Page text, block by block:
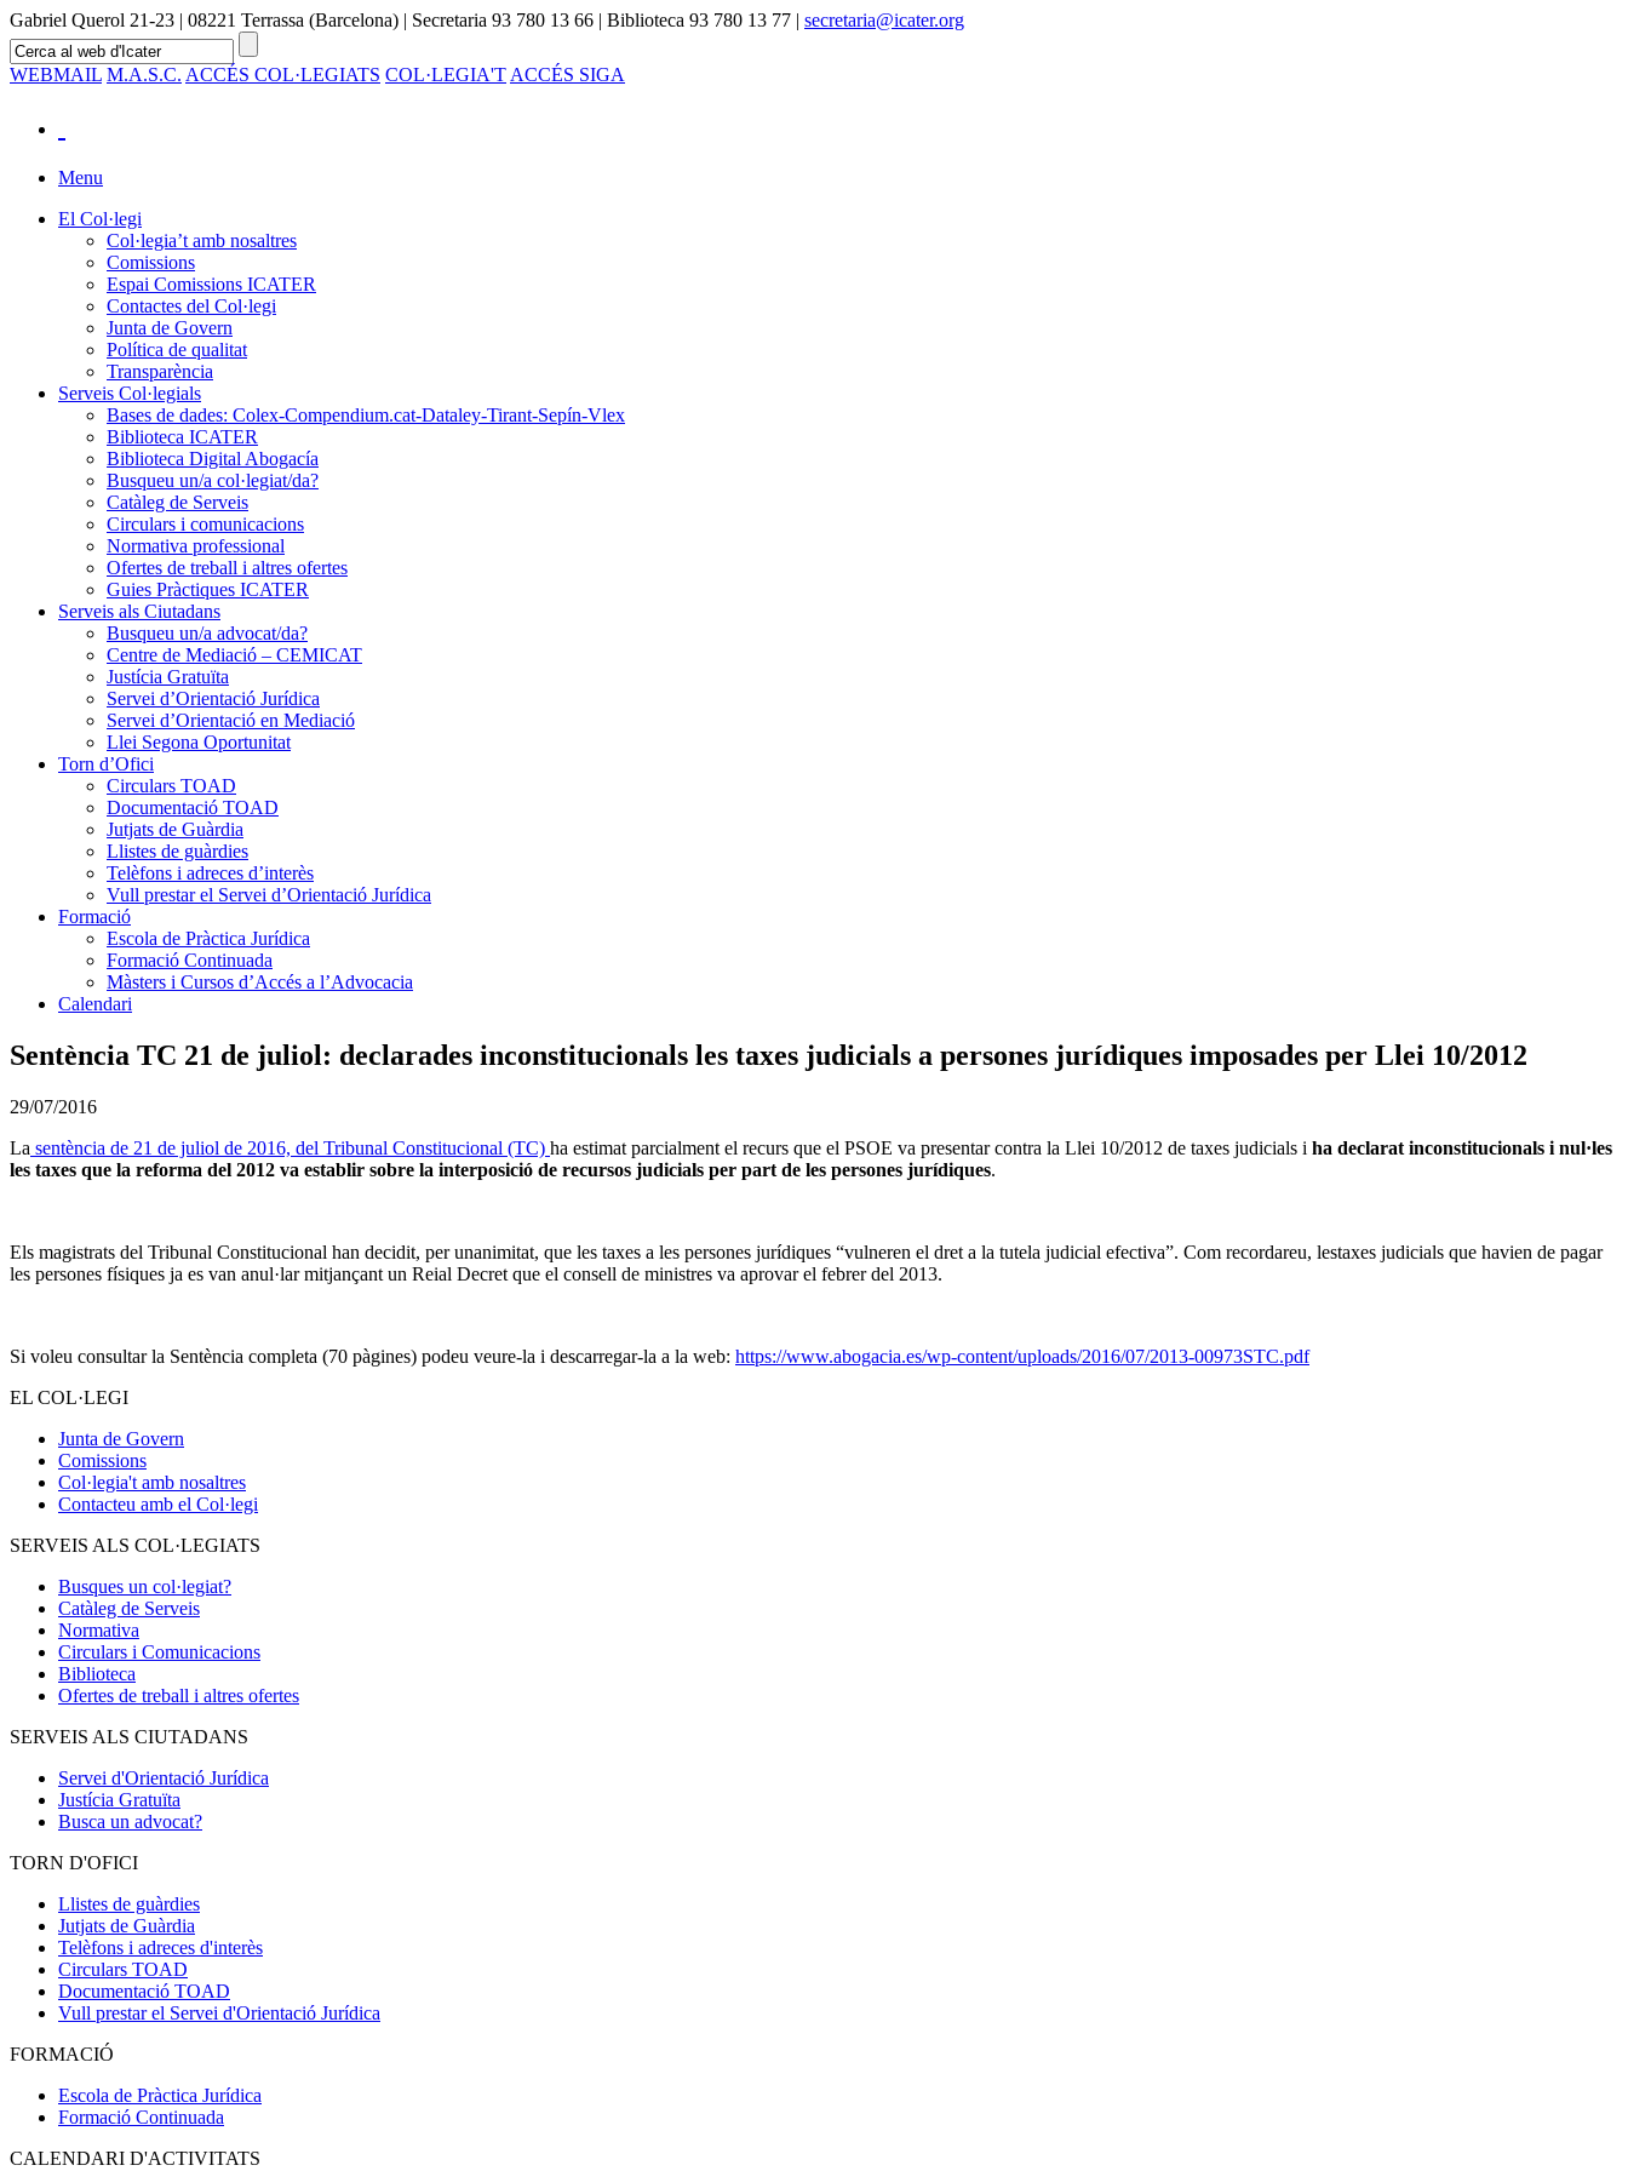
Gabriel Querol 21-23 | 08221 Terrassa (Barcelona) | Secretaria 93 780 13 66 | Biblioteca 93 780 13 77 | secretaria@icater.org
WEBMAIL M.A.S.C. ACCÉS COL·LEGIATS COL·LEGIA'T ACCÉS SIGA
Menu
El Col·legi
Col·legia’t amb nosaltres
Comissions
Espai Comissions ICATER
Contactes del Col·legi
Junta de Govern
Política de qualitat
Transparència
Serveis Col·legials
Bases de dades: Colex-Compendium.cat-Dataley-Tirant-Sepín-Vlex
Biblioteca ICATER
Biblioteca Digital Abogacía
Busqueu un/a col·legiat/da?
Catàleg de Serveis
Circulars i comunicacions
Normativa professional
Ofertes de treball i altres ofertes
Guies Pràctiques ICATER
Serveis als Ciutadans
Busqueu un/a advocat/da?
Centre de Mediació – CEMICAT
Justícia Gratuïta
Servei d’Orientació Jurídica
Servei d’Orientació en Mediació
Llei Segona Oportunitat
Torn d’Ofici
Circulars TOAD
Documentació TOAD
Jutjats de Guàrdia
Llistes de guàrdies
Telèfons i adreces d’interès
Vull prestar el Servei d’Orientació Jurídica
Formació
Escola de Pràctica Jurídica
Formació Continuada
Màsters i Cursos d’Accés a l’Advocacia
Calendari
Sentència TC 21 de juliol: declarades inconstitucionals les taxes judicials a persones jurídiques imposades per Llei 10/2012
29/07/2016
La sentència de 21 de juliol de 2016, del Tribunal Constitucional (TC) ha estimat parcialment el recurs que el PSOE va presentar contra la Llei 10/2012 de taxes judicials i ha declarat inconstitucionals i nul·les
les taxes que la reforma del 2012 va establir sobre la interposició de recursos judicials per part de les persones jurídiques.
Els magistrats del Tribunal Constitucional han decidit, per unanimitat, que les taxes a les persones jurídiques “vulneren el dret a la tutela judicial efectiva”. Com recordareu, lestaxes judicials que havien de pagar
les persones físiques ja es van anul·lar mitjançant un Reial Decret que el consell de ministres va aprovar el febrer del 2013.
Si voleu consultar la Sentència completa (70 pàgines) podeu veure-la i descarregar-la a la web: https://www.abogacia.es/wp-content/uploads/2016/07/2013-00973STC.pdf
EL COL·LEGI
Junta de Govern
Comissions
Col·legia't amb nosaltres
Contacteu amb el Col·legi
SERVEIS ALS COL·LEGIATS
Busques un col·legiat?
Catàleg de Serveis
Normativa
Circulars i Comunicacions
Biblioteca
Ofertes de treball i altres ofertes
SERVEIS ALS CIUTADANS
Servei d'Orientació Jurídica
Justícia Gratuïta
Busca un advocat?
TORN D'OFICI
Llistes de guàrdies
Jutjats de Guàrdia
Telèfons i adreces d'interès
Circulars TOAD
Documentació TOAD
Vull prestar el Servei d'Orientació Jurídica
FORMACIÓ
Escola de Pràctica Jurídica
Formació Continuada
CALENDARI D'ACTIVITATS